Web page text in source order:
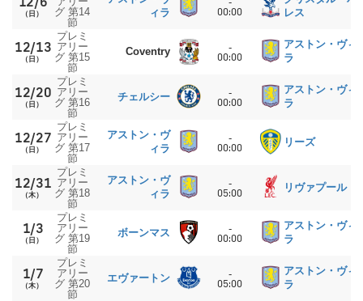
（日）
グ 第14
節
ィラ
00:00
レス
12/13
（日）
プレミ
アリー
グ 第15
節
Coventry
-
00:00
アストン・ヴィ
ラ
12/20
（日）
プレミ
アリー
グ 第16
節
チェルシー
-
00:00
アストン・ヴィ
ラ
12/27
（日）
プレミ
アリー
グ 第17
節
アストン・ヴ
ィラ
-
00:00
リーズ
12/31
（木）
プレミ
アリー
グ 第18
節
アストン・ヴ
ィラ
-
05:00
リヴァプール
1/3
（日）
プレミ
アリー
グ 第19
節
ボーンマス
-
00:00
アストン・ヴィ
ラ
1/7
（木）
プレミ
アリー
グ 第20
節
エヴァートン
-
05:00
アストン・ヴィ
ラ